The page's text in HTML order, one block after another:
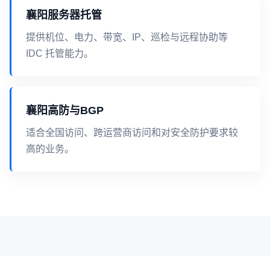
襄阳服务器托管
提供机位、电力、带宽、IP、巡检与远程协助等
IDC 托管能力。
襄阳高防与BGP
适合全国访问、跨运营商访问和对安全防护要求较
高的业务。